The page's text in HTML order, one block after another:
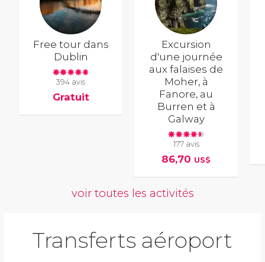
Free tour dans
Dublin
394 avis
Gratuit
Excursion
d'une journée
aux falaises de
Moher, à
Fanore, au
Burren et à
Galway
177 avis
86,70 US$
voir toutes les activités
Transferts aéroport